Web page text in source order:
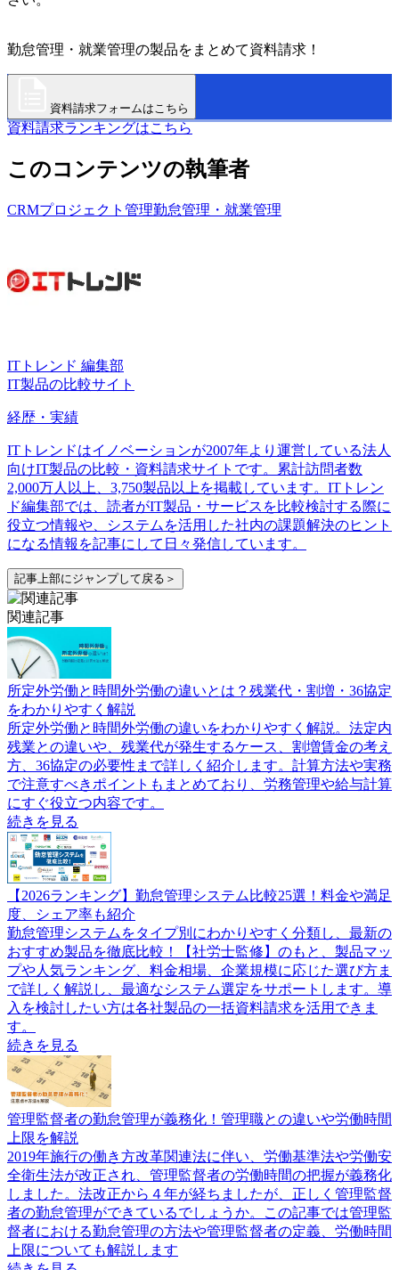
勤怠管理・就業管理の製品をまとめて資料請求！
資料請求フォームはこちら
資料請求ランキングはこちら
このコンテンツの執筆者
CRMプロジェクト管理勤怠管理・就業管理
ITトレンド 編集部
IT製品の比較サイト
経歴・実績
ITトレンドはイノベーションが2007年より運営している法人
向けIT製品の比較・資料請求サイトです。累計訪問者数
2,000万人以上、3,750製品以上を掲載しています。ITトレン
ド編集部では、読者がIT製品・サービスを比較検討する際に
役立つ情報や、システムを活用した社内の課題解決のヒント
になる情報を記事にして日々発信しています。
記事上部にジャンプして戻る＞
関連記事
所定外労働と時間外労働の違いとは？残業代・割増・36協定
をわかりやすく解説
所定外労働と時間外労働の違いをわかりやすく解説。法定内
残業との違いや、残業代が発生するケース、割増賃金の考え
方、36協定の必要性まで詳しく紹介します。計算方法や実務
で注意すべきポイントもまとめており、労務管理や給与計算
にすぐ役立つ内容です。
続きを見る
【2026ランキング】勤怠管理システム比較25選！料金や満足
度、シェア率も紹介
勤怠管理システムをタイプ別にわかりやすく分類し、最新の
おすすめ製品を徹底比較！【社労士監修】のもと、製品マッ
プや人気ランキング、料金相場、企業規模に応じた選び方ま
で詳しく解説し、最適なシステム選定をサポートします。導
入を検討したい方は各社製品の一括資料請求を活用できま
す。
続きを見る
管理監督者の勤怠管理が義務化！管理職との違いや労働時間
上限を解説
2019年施行の働き方改革関連法に伴い、労働基準法や労働安
全衛生法が改正され、管理監督者の労働時間の把握が義務化
しました。法改正から４年が経ちましたが、正しく管理監督
者の勤怠管理ができているでしょうか。この記事では管理監
督者における勤怠管理の方法や管理監督者の定義、労働時間
上限についても解説します